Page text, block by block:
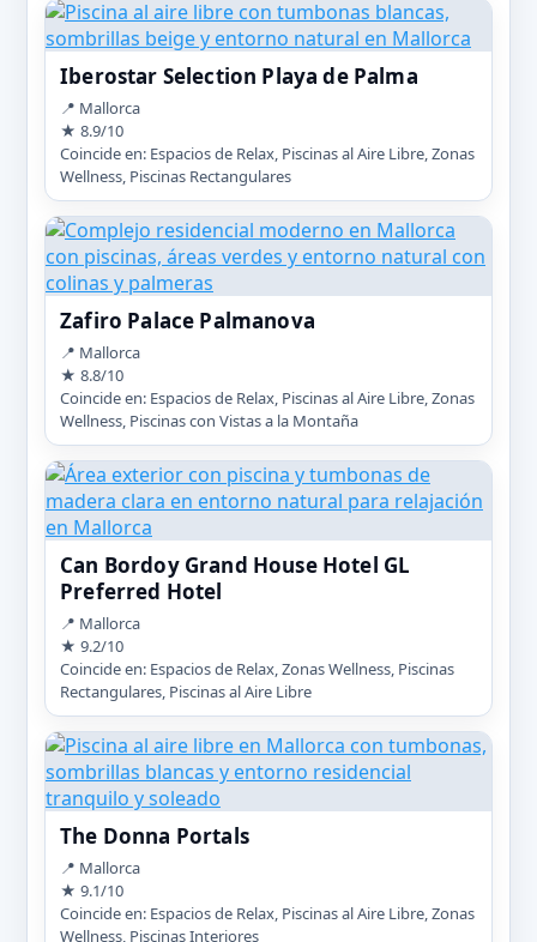
Iberostar Selection Playa de Palma
📍 Mallorca
★ 8.9/10
Coincide en: Espacios de Relax, Piscinas al Aire Libre, Zonas
Wellness, Piscinas Rectangulares
Zafiro Palace Palmanova
📍 Mallorca
★ 8.8/10
Coincide en: Espacios de Relax, Piscinas al Aire Libre, Zonas
Wellness, Piscinas con Vistas a la Montaña
Can Bordoy Grand House Hotel GL
Preferred Hotel
📍 Mallorca
★ 9.2/10
Coincide en: Espacios de Relax, Zonas Wellness, Piscinas
Rectangulares, Piscinas al Aire Libre
The Donna Portals
📍 Mallorca
★ 9.1/10
Coincide en: Espacios de Relax, Piscinas al Aire Libre, Zonas
Wellness, Piscinas Interiores